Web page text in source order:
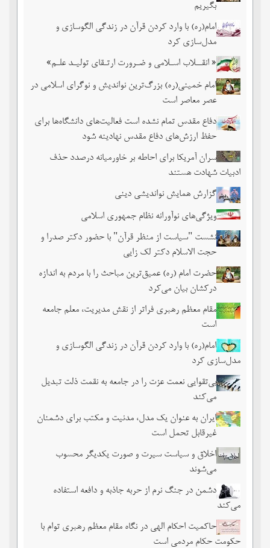
بگیریم
امام(ره) با وارد کردن قرآن در زندگی الگوسازی و
مدل‌سازی کرد
« انقــلاب اسـلامی و ضـرورت ارتـقای تولیـد علـم»
امام خمینی(ره) بزرگ‌ترین نواندیش و نوگرای اسلامی در
عصر معاصر است
دفاع مقدس تمام نشده است فعالیت‌های دانشگاه‌ها برای
حفظ ارزش‌های دفاع مقدس نهادینه شود
سران آمریکا برای احاطه بر خاورمیانه درصدد حذف
ادبیات شهادت هستند
گزارش همایش نواندیشی دینی
ویژگی‌های نوآورانه نظام جمهوری اسلامی
نشست‏ "سیاست از منظر قرآن" با حضور دکتر صدرا و
حجت الاسلام دکتر لک زایی
حضرت امام (ره) عمیق‌ترین مباحث را با مردم به اندازه
درکشان بیان می‌کرد
مقام معظم رهبری فراتر از نقش مدیریت، معلم جامعه
است
امام(ره) با وارد کردن قرآن در زندگی الگوسازی و
مدل‌سازی کرد
بی‌تقوایی نعمت عزت را در جامعه به نقمت ذلت تبدیل
می‌کند
ایران به عنوان یک مدل، مدنیت و مکتب برای دشمنان
غیرقابل تحمل است
اخلاق و سیاست سیرت و صورت یکدیگر محسوب
می‌شوند
دشمن در جنگ نرم از حربه جاذبه و دافعه استفاده
می‌کند
حاکمیت احکام الهی در نگاه مقام معظم رهبری توام با
حکومت حکام مردمی است